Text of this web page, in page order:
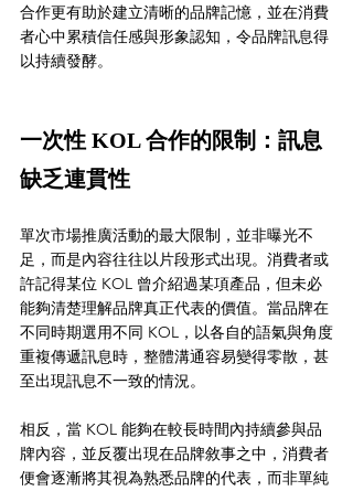
合作更有助於建立清晰的品牌記憶，並在消費
者心中累積信任感與形象認知，令品牌訊息得
以持續發酵。
一次性 KOL 合作的限制：訊息
缺乏連貫性
單次市場推廣活動的最大限制，並非曝光不
足，而是內容往往以片段形式出現。消費者或
許記得某位 KOL 曾介紹過某項產品，但未必
能夠清楚理解品牌真正代表的價值。當品牌在
不同時期選用不同 KOL，以各自的語氣與角度
重複傳遞訊息時，整體溝通容易變得零散，甚
至出現訊息不一致的情況。
相反，當 KOL 能夠在較長時間內持續參與品
牌內容，並反覆出現在品牌敘事之中，消費者
便會逐漸將其視為熟悉品牌的代表，而非單純